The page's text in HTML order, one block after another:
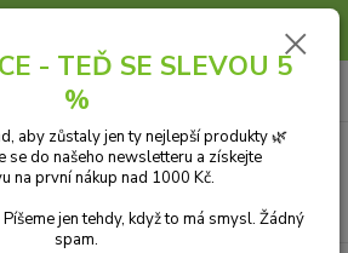
vlasům zabrat. Dopřejte jim šetrnou péči s
Menu
CZK
Hledat
- TEĎ SE SLEVOU 5
%
aby zůstaly jen ty nejlepší produkty 🌿
se do našeho newsletteru a získejte
na první nákup nad 1000 Kč.
jen tehdy, když to má smysl. Žádný
spam.